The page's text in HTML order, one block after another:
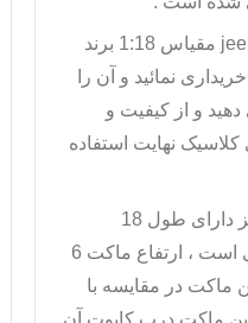
مقیاس 1:18 برند
نمائید و آن را
و از کیفیت و
کلاسیک نهایت استفاده
جنگی ویلیز دارای طول 18
سانتیمتر و عرض 8 سانتیمتری است ، ارتفاع ماکت 6
ماکت در مقایسه با
1:18 هست . این ماکت درب کاپوت آن